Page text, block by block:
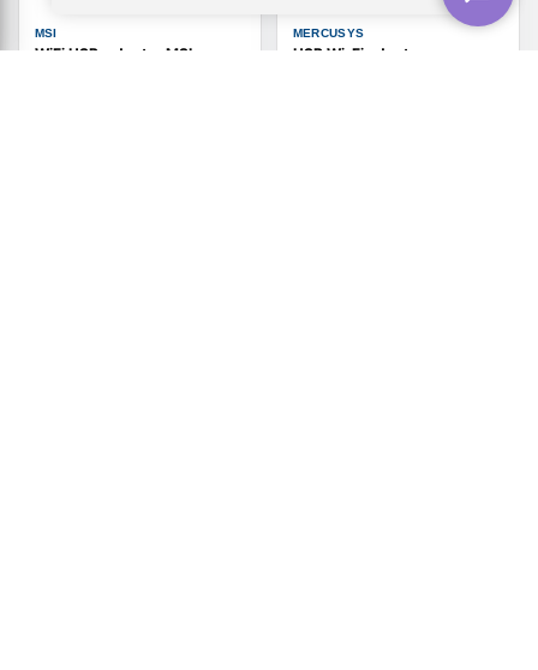
MSI
WiFi USB-adapter MSI
MERCUSYS
USB Wi-Fi adapter -